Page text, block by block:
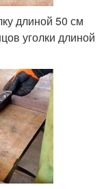
длиной 50 см
уголки длиной